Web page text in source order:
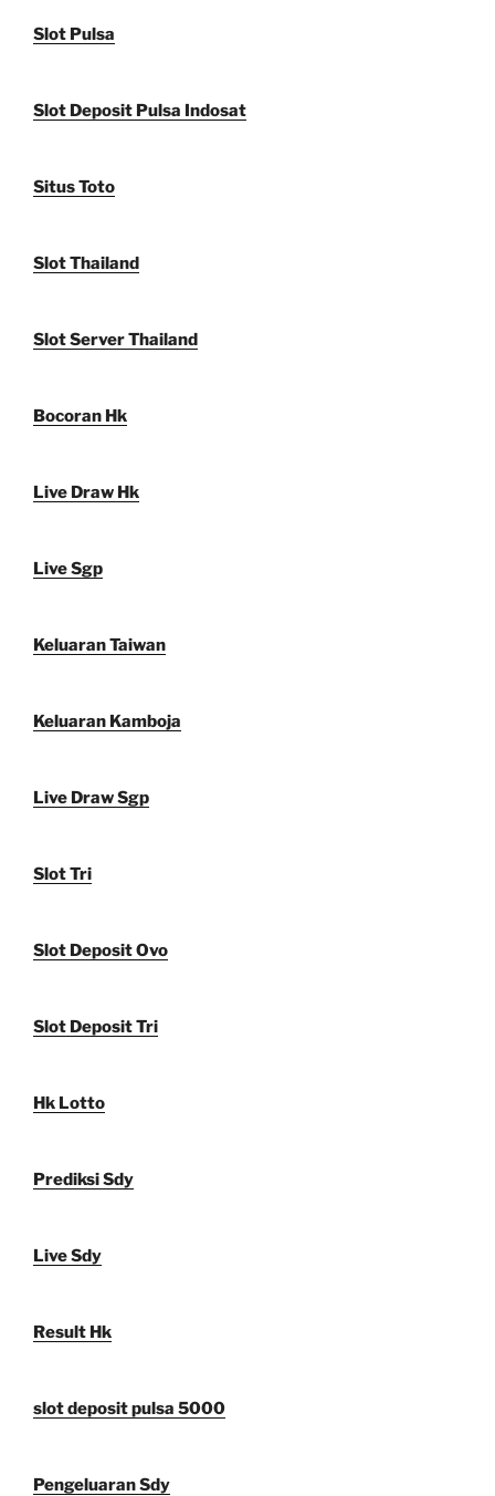
Slot Pulsa
Slot Deposit Pulsa Indosat
Situs Toto
Slot Thailand
Slot Server Thailand
Bocoran Hk
Live Draw Hk
Live Sgp
Keluaran Taiwan
Keluaran Kamboja
Live Draw Sgp
Slot Tri
Slot Deposit Ovo
Slot Deposit Tri
Hk Lotto
Prediksi Sdy
Live Sdy
Result Hk
slot deposit pulsa 5000
Pengeluaran Sdy